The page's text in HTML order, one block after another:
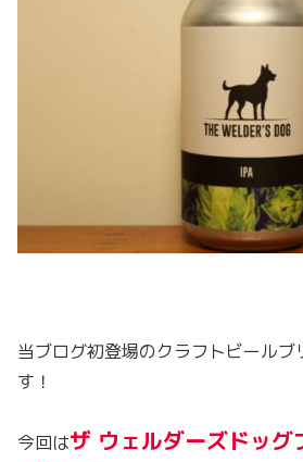
当ブログ初登場のクラフトビールブ
す！
今回はザ ウェルダーズドッグ